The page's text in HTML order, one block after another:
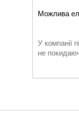
У компанії
не